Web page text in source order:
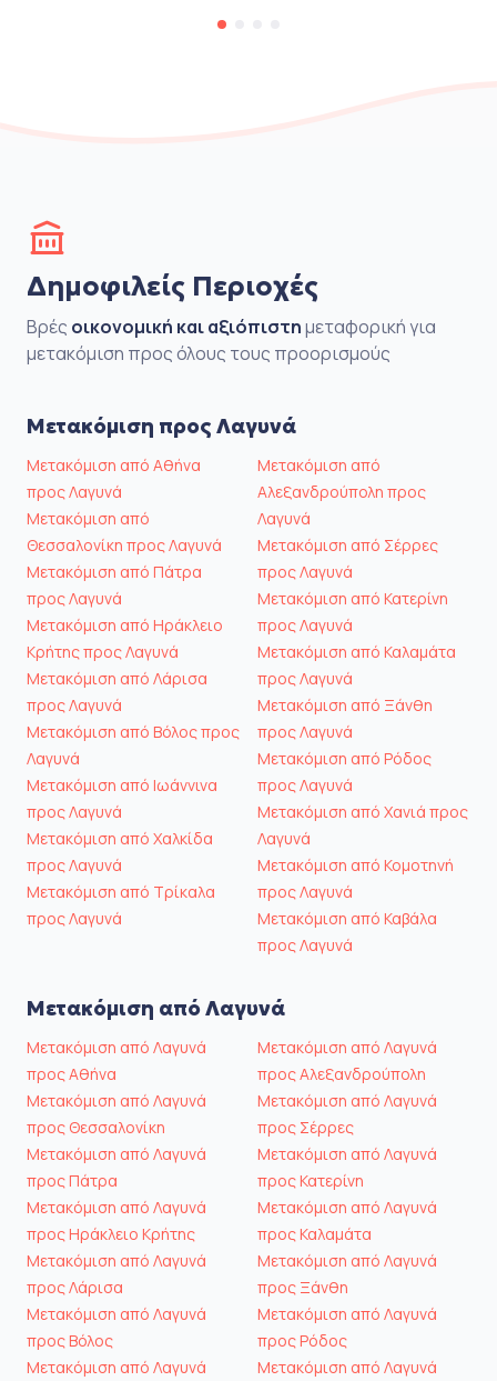
Δημοφιλείς Περιοχές
Βρές οικονομική και αξιόπιστημεταφορική για
μετακόμιση προς όλους τους προορισμούς
Μετακόμιση προς Λαγυνά
Μετακόμιση από Αθήνα
προς Λαγυνά
Μετακόμιση από
Θεσσαλονίκη προς Λαγυνά
Μετακόμιση από Πάτρα
προς Λαγυνά
Μετακόμιση από Ηράκλειο
Κρήτης προς Λαγυνά
Μετακόμιση από Λάρισα
προς Λαγυνά
Μετακόμιση από Βόλος προς
Λαγυνά
Μετακόμιση από Ιωάννινα
προς Λαγυνά
Μετακόμιση από Χαλκίδα
προς Λαγυνά
Μετακόμιση από Τρίκαλα
προς Λαγυνά
Μετακόμιση από
Αλεξανδρούπολη προς
Λαγυνά
Μετακόμιση από Σέρρες
προς Λαγυνά
Μετακόμιση από Κατερίνη
προς Λαγυνά
Μετακόμιση από Καλαμάτα
προς Λαγυνά
Μετακόμιση από Ξάνθη
προς Λαγυνά
Μετακόμιση από Ρόδος
προς Λαγυνά
Μετακόμιση από Χανιά προς
Λαγυνά
Μετακόμιση από Κομοτηνή
προς Λαγυνά
Μετακόμιση από Καβάλα
προς Λαγυνά
Μετακόμιση από Λαγυνά
Μετακόμιση από Λαγυνά
προς Αθήνα
Μετακόμιση από Λαγυνά
προς Θεσσαλονίκη
Μετακόμιση από Λαγυνά
προς Πάτρα
Μετακόμιση από Λαγυνά
προς Ηράκλειο Κρήτης
Μετακόμιση από Λαγυνά
προς Λάρισα
Μετακόμιση από Λαγυνά
προς Βόλος
Μετακόμιση από Λαγυνά
Μετακόμιση από Λαγυνά
προς Αλεξανδρούπολη
Μετακόμιση από Λαγυνά
προς Σέρρες
Μετακόμιση από Λαγυνά
προς Κατερίνη
Μετακόμιση από Λαγυνά
προς Καλαμάτα
Μετακόμιση από Λαγυνά
προς Ξάνθη
Μετακόμιση από Λαγυνά
προς Ρόδος
Μετακόμιση από Λαγυνά